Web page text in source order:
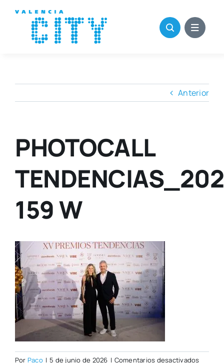
contenido
Anterior
PHOTOCALL
159 W
Por Paco | 5 de junio de 2026 | Comentarios desactivadosen